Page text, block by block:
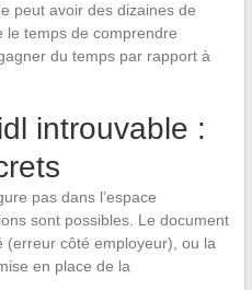
peut avoir des dizaines de
le temps de comprendre
du temps par rapport à
introuvable :
pas dans l’espace
sont possibles. Le document
(erreur côté employeur), ou la
en place de la